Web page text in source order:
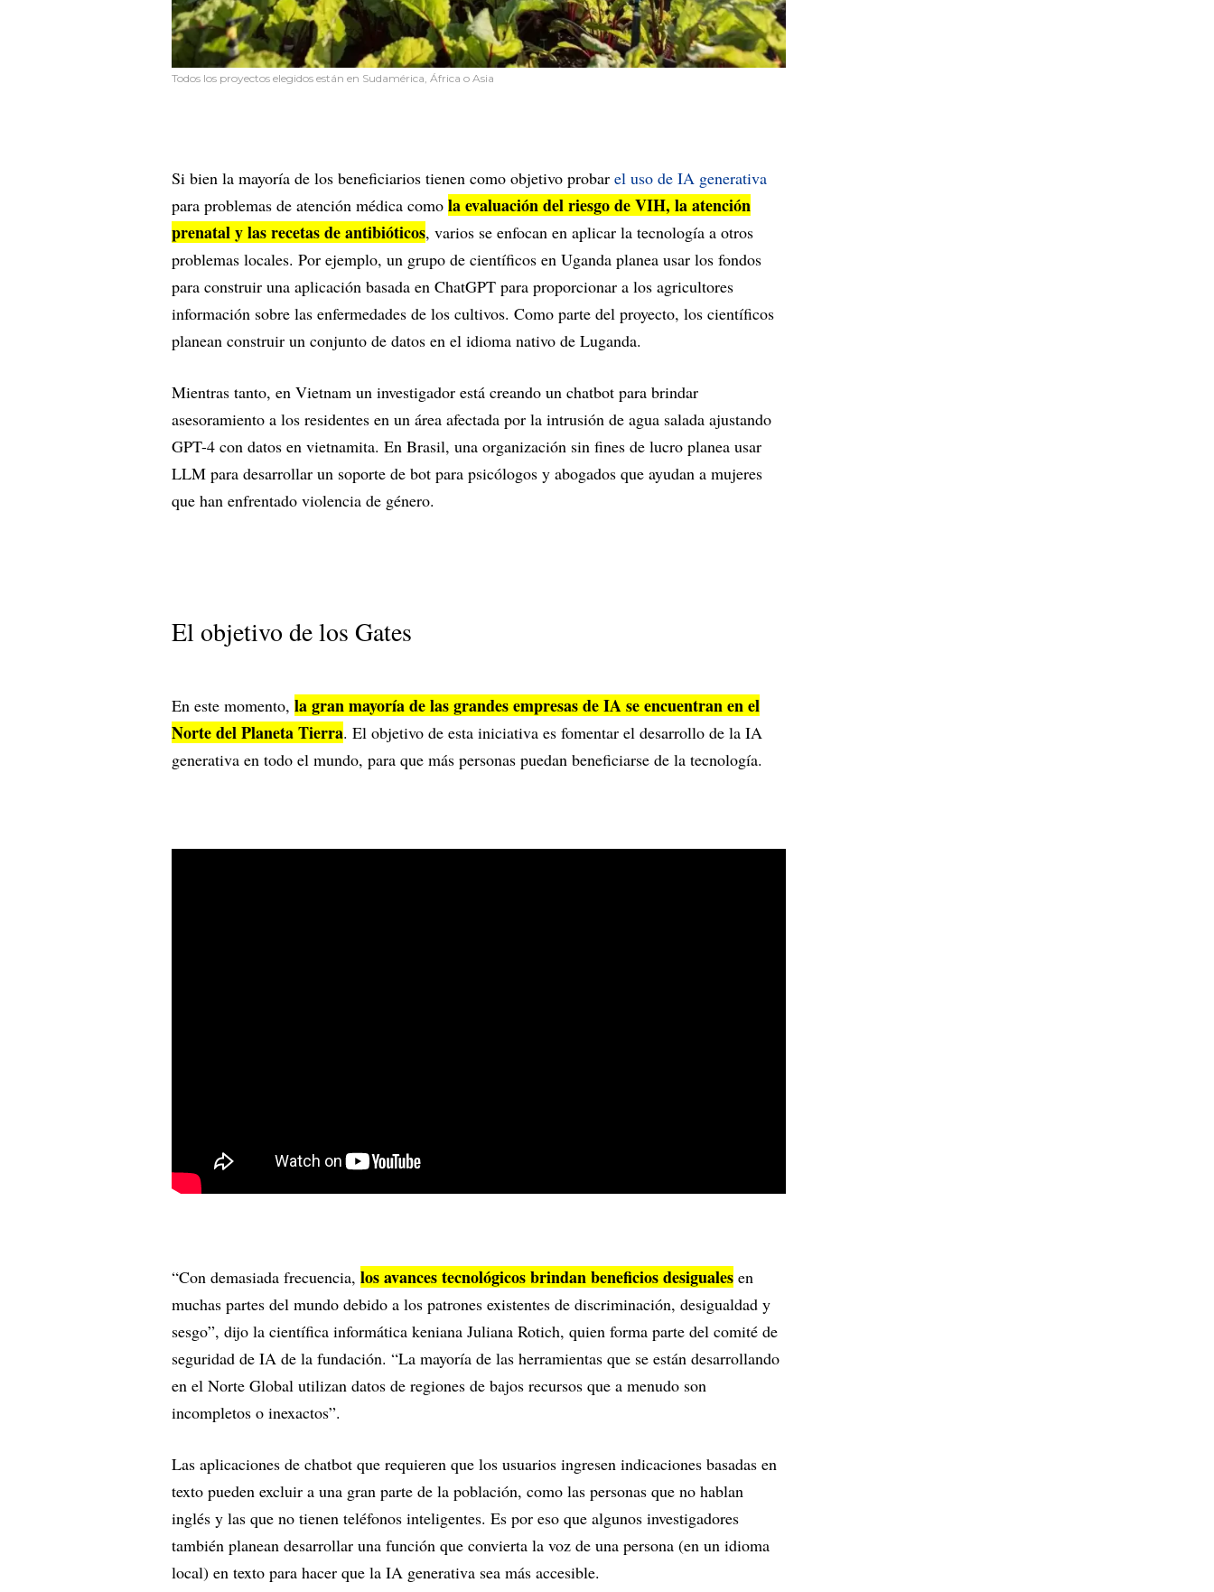
Todos los proyectos elegidos están en Sudamérica, África o Asia
Si bien la mayoría de los beneficiarios tienen como objetivo probar el uso de IA generativa
para problemas de atención médica como la evaluación del riesgo de VIH, la atención
prenatal y las recetas de antibióticos, varios se enfocan en aplicar la tecnología a otros
problemas locales. Por ejemplo, un grupo de científicos en Uganda planea usar los fondos
para construir una aplicación basada en ChatGPT para proporcionar a los agricultores
información sobre las enfermedades de los cultivos. Como parte del proyecto, los científicos
planean construir un conjunto de datos en el idioma nativo de Luganda.
Mientras tanto, en Vietnam un investigador está creando un chatbot para brindar
asesoramiento a los residentes en un área afectada por la intrusión de agua salada ajustando
GPT-4 con datos en vietnamita. En Brasil, una organización sin fines de lucro planea usar
LLM para desarrollar un soporte de bot para psicólogos y abogados que ayudan a mujeres
que han enfrentado violencia de género.
El objetivo de los Gates
En este momento, la gran mayoría de las grandes empresas de IA se encuentran en el
Norte del Planeta Tierra. El objetivo de esta iniciativa es fomentar el desarrollo de la IA
generativa en todo el mundo, para que más personas puedan beneficiarse de la tecnología.
“Con demasiada frecuencia, los avances tecnológicos brindan beneficios desiguales en
muchas partes del mundo debido a los patrones existentes de discriminación, desigualdad y
sesgo”, dijo la científica informática keniana Juliana Rotich, quien forma parte del comité de
seguridad de IA de la fundación. “La mayoría de las herramientas que se están desarrollando
en el Norte Global utilizan datos de regiones de bajos recursos que a menudo son
incompletos o inexactos”.
Las aplicaciones de chatbot que requieren que los usuarios ingresen indicaciones basadas en
texto pueden excluir a una gran parte de la población, como las personas que no hablan
inglés y las que no tienen teléfonos inteligentes. Es por eso que algunos investigadores
también planean desarrollar una función que convierta la voz de una persona (en un idioma
local) en texto para hacer que la IA generativa sea más accesible.